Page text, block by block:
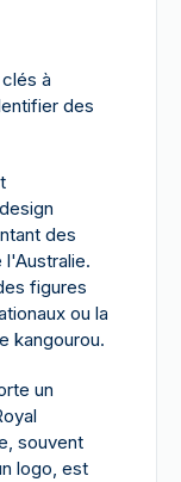
à
des
des
figures
ou la
kangourou.
un
souvent
logo, est